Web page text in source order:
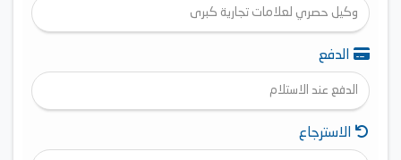
وكيل حصري لعلامات تجارية كبرى
الدفع
الدفع عند الاستلام
الاسترجاع